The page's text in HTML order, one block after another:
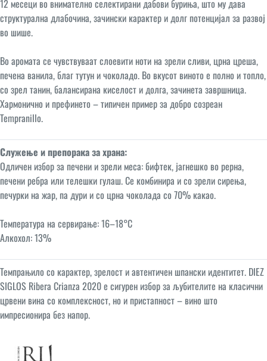
12 месеци во внимателно селектирани дабови буриња, што му дава
структурална длабочина, зачински карактер и долг потенцијал за развој
во шише.
Во аромата се чувствуваат слоевити ноти на зрели сливи, црна цреша,
печена ванила, благ тутун и чоколадо. Во вкусот виното е полно и топло,
со зрел танин, балансирана киселост и долга, зачинета завршница.
Хармонично и префинето – типичен пример за добро созреан
Tempranillo.
Служење и препорака за храна:
Одличен избор за печени и зрели меса: бифтек, јагнешко во рерна,
печени ребра или телешки гулаш. Се комбинира и со зрели сирења,
печурки на жар, па дури и со црна чоколада со 70% какао.
Температура на сервирање: 16–18°C
Алкохол: 13%
Темпрањило со карактер, зрелост и автентичен шпански идентитет. DIEZ
SIGLOS Ribera Crianza 2020 е сигурен избор за љубителите на класични
црвени вина со комплексност, но и пристапност – вино што
импресионира без напор.